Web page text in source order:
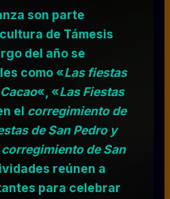
son parte
de Támesis
del año se
como «Las fiestas
«, «Las Fiestas
el corregimiento de
de San Pedro y
corregimiento de San
reúnen a
para celebrar